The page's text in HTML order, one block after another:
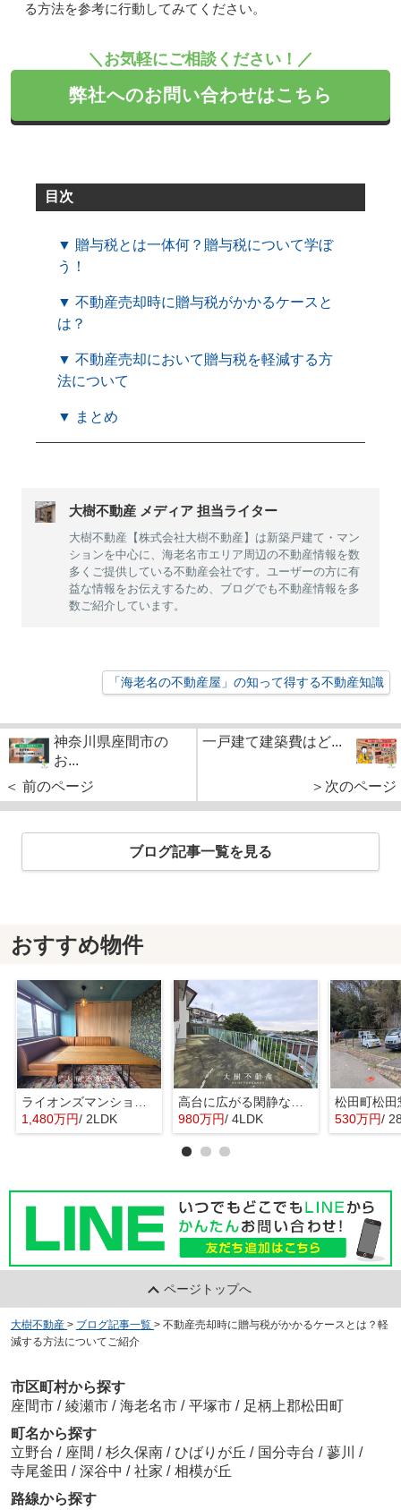
る方法を参考に行動してみてください。
＼お気軽にご相談ください！／
弊社へのお問い合わせはこちら
目次
▼ 贈与税とは一体何？贈与税について学ぼ
う！
▼ 不動産売却時に贈与税がかかるケースと
は？
▼ 不動産売却において贈与税を軽減する方
法について
▼ まとめ
大樹不動産 メディア 担当ライター
大樹不動産【株式会社大樹不動産】は新築戸建て・マン
ションを中心に、海老名市エリア周辺の不動産情報を数
多くご提供している不動産会社です。ユーザーの方に有
益な情報をお伝えするため、ブログでも不動産情報を多
数ご紹介しています。
「海老名の不動産屋」の知って得する不動産知識
神奈川県座間市の
お...
＜ 前のページ
一戸建て建築費はど...
＞次のページ
ブログ記事一覧を見る
おすすめ物件
1,480万円/ 2LDK
980万円/ 4LDK 530万円/
ページトップへ
大樹不動産 > ブログ記事一覧 > 不動産売却時に贈与税がかかるケースとは？軽
減する方法についてご紹介
市区町村から探す
座間市 / 綾瀬市 / 海老名市 / 平塚市 / 足柄上郡松田町
町名から探す
立野台 / 座間 / 杉久保南 / ひばりが丘 / 国分寺台 / 蓼川 /
寺尾釜田 / 深谷中 / 社家 / 相模が丘
路線から探す